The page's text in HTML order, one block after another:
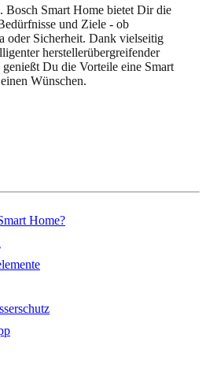
Bosch Smart Home bietet Dir die
und Ziele - ob
oder Sicherheit. Dank vielseitig
herstellerübergreifender
Du die Vorteile eine Smart
Wünschen.
Home?